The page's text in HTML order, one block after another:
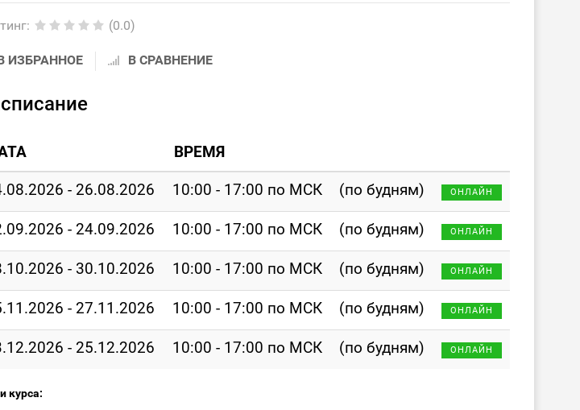
: (0.0)
ИЗБРАННОЕ В СРАВНЕНИЕ
ВРЕМЯ
- 26.08.2026 10:00 - 17:00 по МСК (по будням) ОНЛАЙН
- 24.09.2026 10:00 - 17:00 по МСК (по будням) ОНЛАЙН
- 30.10.2026 10:00 - 17:00 по МСК (по будням) ОНЛАЙН
- 27.11.2026 10:00 - 17:00 по МСК (по будням) ОНЛАЙН
- 25.12.2026 10:00 - 17:00 по МСК (по будням) ОНЛАЙН
курса: